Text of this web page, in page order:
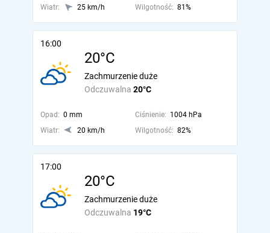
Wiatr:
25 km/h Wilgotność: 81%
16:00
20°C
Odczuwalna 20°C
Zachmurzenie duże
Opad: 0 mm Ciśnienie: 1004 hPa
Wiatr:
20 km/h Wilgotność: 82%
17:00
20°C
Odczuwalna 19°C
Zachmurzenie duże